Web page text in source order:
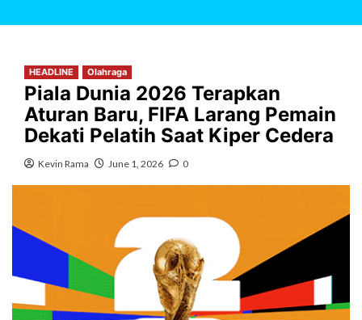
HEADLINE Olahraga
Piala Dunia 2026 Terapkan
Aturan Baru, FIFA Larang Pemain
Dekati Pelatih Saat Kiper Cedera
Kevin Rama June 1, 2026 0